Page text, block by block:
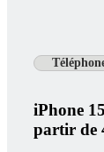
iPhone
partir de